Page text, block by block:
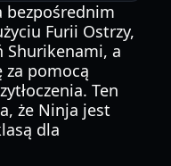
bezpośrednim
Furii Ostrzy,
Shurikenami, a
za pomocą
Ten
że Ninja jest
dla